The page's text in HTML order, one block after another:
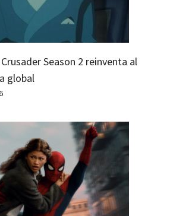
Season 2 reinventa al
global